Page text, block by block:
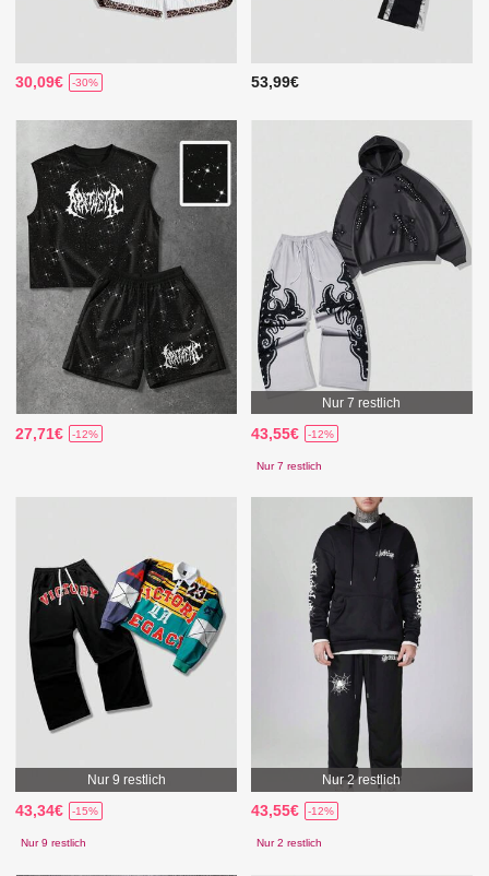
30,09€ -30% 53,99€
27,71€ -12%
Nur 7 restlich
43,55€ -12%
Nur 7 restlich
Nur 9 restlich
43,34€ -15%
Nur 9 restlich
Nur 2 restlich
43,55€ -12%
Nur 2 restlich